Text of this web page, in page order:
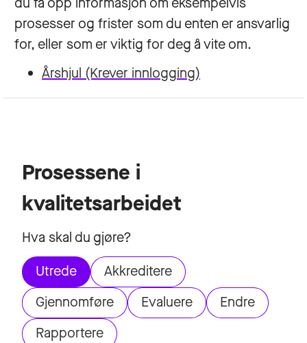
prosesser og frister som du enten er ansvarlig
for, eller som er viktig for deg å vite om.
Årshjul (Krever innlogging)
Prosessene i
kvalitetsarbeidet
Hva skal du gjøre?
Utrede
Akkreditere
Gjennomføre
Evaluere
Endre
Rapportere